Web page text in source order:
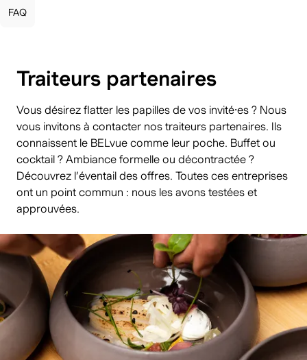
FAQ
Traiteurs partenaires
Vous désirez flatter les papilles de vos invité⸱es ? Nous
vous invitons à contacter nos traiteurs partenaires. Ils
connaissent le BELvue comme leur poche. Buffet ou
cocktail ? Ambiance formelle ou décontractée ?
Découvrez l’éventail des offres. Toutes ces entreprises
ont un point commun : nous les avons testées et
approuvées.